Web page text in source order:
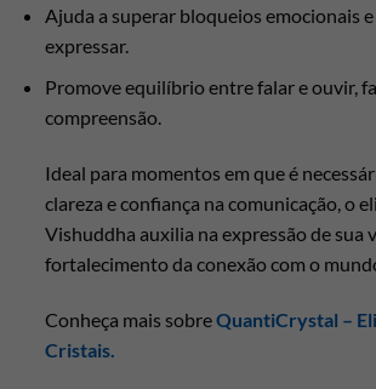
Ajuda a superar bloqueios emocionais e
expressar.
Promove equilíbrio entre falar e ouvir,
compreensão.
Ideal para momentos em que é
clareza e confiança na comunicação, o
Vishuddha auxilia na expressão de sua
fortalecimento da conexão com o
Conheça mais sobreQuantiCrystal –
Cristais.